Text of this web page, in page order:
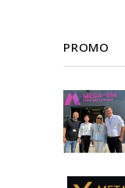
PROMO